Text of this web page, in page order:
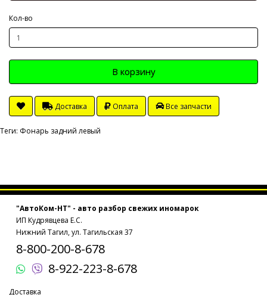
Кол-во
В корзину
Доставка Оплата Все запчасти
Теги: Фонарь задний левый
"АвтоКом-НТ" - авто разбор свежих иномарок
ИП Кудрявцева Е.С.
Нижний Тагил, ул. Тагильская 37
8-800-200-8-678
8-922-223-8-678
Доставка